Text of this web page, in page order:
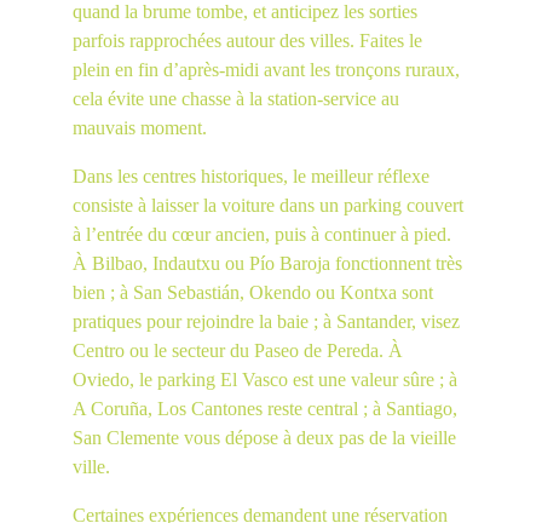
quand la brume tombe, et anticipez les sorties
parfois rapprochées autour des villes. Faites le
plein en fin d’après-midi avant les tronçons ruraux,
cela évite une chasse à la station-service au
mauvais moment.
Dans les centres historiques, le meilleur réflexe
consiste à laisser la voiture dans un parking couvert
à l’entrée du cœur ancien, puis à continuer à pied.
À Bilbao, Indautxu ou Pío Baroja fonctionnent très
bien ; à San Sebastián, Okendo ou Kontxa sont
pratiques pour rejoindre la baie ; à Santander, visez
Centro ou le secteur du Paseo de Pereda. À
Oviedo, le parking El Vasco est une valeur sûre ; à
A Coruña, Los Cantones reste central ; à Santiago,
San Clemente vous dépose à deux pas de la vieille
ville.
Certaines expériences demandent une réservation